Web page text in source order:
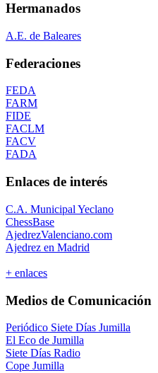
Hermanados
A.E. de Baleares
Federaciones
FEDA
FARM
FIDE
FACLM
FACV
FADA
Enlaces de interés
C.A. Municipal Yeclano
ChessBase
AjedrezValenciano.com
Ajedrez en Madrid
+ enlaces
Medios de Comunicación
Periódico Siete Días Jumilla
El Eco de Jumilla
Siete Días Radio
Cope Jumilla